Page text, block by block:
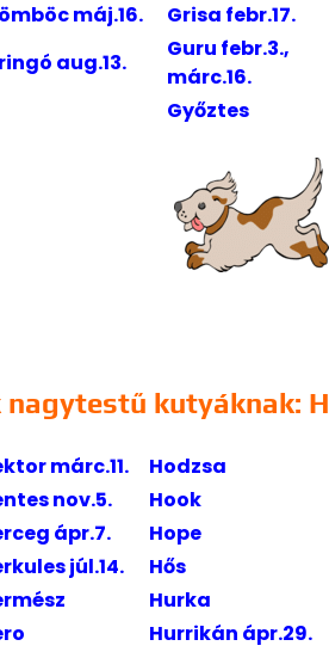
máj.16.
Grisa febr.17.
aug.13.
Guru febr.3.,
márc.16.
Győztes
nagytestű kutyáknak: H
márc.11.
Hodzsa
nov.5.
Hook
ápr.7.
Hope
júl.14.
Hős
Hurka
Hurrikán ápr.29.